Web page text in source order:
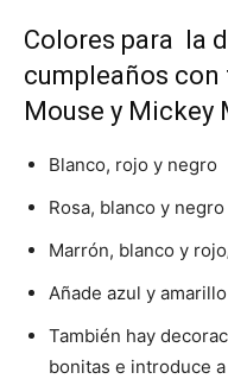
Colores para la
cumpleaños
Mouse y Mickey
Blanco, rojo y negro
Rosa, blanco y negro
Marrón, blanco y
Añade azul y
También hay
bonitas e introduce